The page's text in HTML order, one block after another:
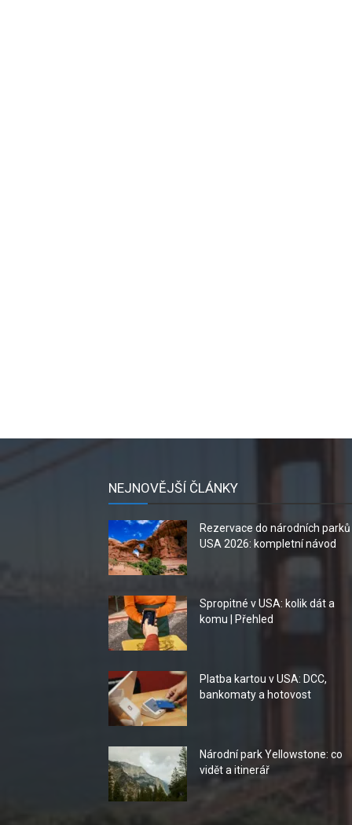
NEJNOVĚJŠÍ ČLÁNKY
Rezervace do národních parků
USA 2026: kompletní návod
Spropitné v USA: kolik dát a
komu | Přehled
Platba kartou v USA: DCC,
bankomaty a hotovost
Národní park Yellowstone: co
vidět a itinerář